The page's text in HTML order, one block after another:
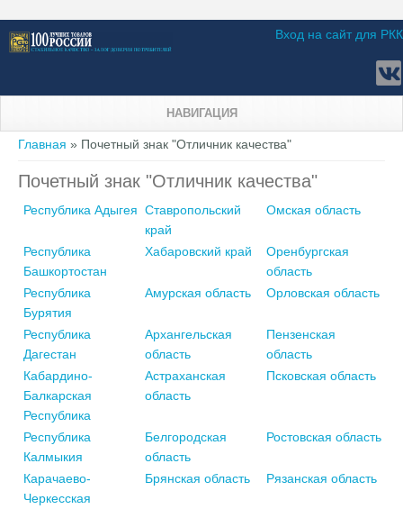
Вход на сайт для РКК
НАВИГАЦИЯ
Вы здесь
Главная » Почетный знак "Отличник качества"
Почетный знак "Отличник качества"
Республика Адыгея Ставропольский
край
Омская область
Республика
Башкортостан
Хабаровский край
Оренбургская
область
Республика
Бурятия
Амурская область Орловская область
Республика
Дагестан
Архангельская
область
Пензенская
область
Кабардино-
Балкарская
Республика
Астраханская
область
Псковская область
Республика
Калмыкия
Белгородская
область
Ростовская область
Карачаево-
Черкесская
Брянская область Рязанская область